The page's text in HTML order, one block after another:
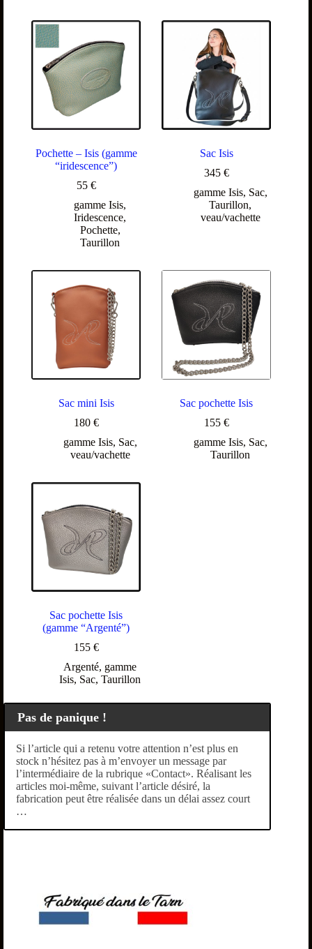
Pochette – Isis (gamme
“iridescence”)
55 €
gamme Isis,
Iridescence,
Pochette,
Taurillon
Sac Isis
345 €
gamme Isis, Sac,
Taurillon,
veau/vachette
Sac mini Isis
180 €
gamme Isis, Sac,
veau/vachette
Sac pochette Isis
155 €
gamme Isis, Sac,
Taurillon
Sac pochette Isis
(gamme “Argenté”)
155 €
Argenté, gamme
Isis, Sac,Taurillon
Pas de panique !
Si l’article qui a retenu votre attention n’est plus en
stock n’hésitez pas à m’envoyer un message par
l’intermédiaire de la rubrique «Contact». Réalisant les
articles moi-même, suivant l’article désiré, la
fabrication peut être réalisée dans un délai assez court
…